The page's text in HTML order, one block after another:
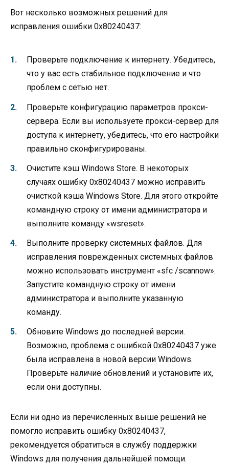
Вот несколько возможных решений для
исправления ошибки 0x80240437:
Проверьте подключение к интернету. Убедитесь,
что у вас есть стабильное подключение и что
проблем с сетью нет.
Проверьте конфигурацию параметров прокси-
сервера. Если вы используете прокси-сервер для
доступа к интернету, убедитесь, что его настройки
правильно сконфигурированы.
Очистите кэш Windows Store. В некоторых
случаях ошибку 0x80240437 можно исправить
очисткой кэша Windows Store. Для этого откройте
командную строку от имени администратора и
выполните команду «wsreset».
Выполните проверку системных файлов. Для
исправления поврежденных системных файлов
можно использовать инструмент «sfc /scannow».
Запустите командную строку от имени
администратора и выполните указанную
команду.
Обновите Windows до последней версии.
Возможно, проблема с ошибкой 0x80240437 уже
была исправлена в новой версии Windows.
Проверьте наличие обновлений и установите их,
если они доступны.
Если ни одно из перечисленных выше решений не
помогло исправить ошибку 0x80240437,
рекомендуется обратиться в службу поддержки
Windows для получения дальнейшей помощи.